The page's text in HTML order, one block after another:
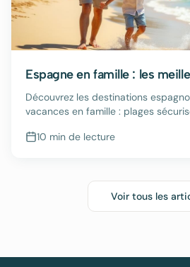
Espagne en famille : les
Découvrez les destinations
vacances en famille : plages
10 min de lecture
Voir tous les